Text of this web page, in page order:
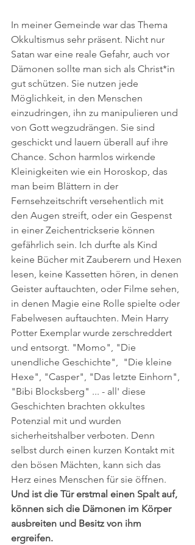
In meiner Gemeinde war das Thema
Okkultismus sehr präsent. Nicht nur
Satan war eine reale Gefahr, auch vor
Dämonen sollte man sich als Christ*in
gut schützen. Sie nutzen jede
Möglichkeit, in den Menschen
einzudringen, ihn zu manipulieren und
von Gott wegzudrängen. Sie sind
geschickt und lauern überall auf ihre
Chance. Schon harmlos wirkende
Kleinigkeiten wie ein Horoskop, das
man beim Blättern in der
Fernsehzeitschrift versehentlich mit
den Augen streift, oder ein Gespenst
in einer Zeichentrickserie können
gefährlich sein. Ich durfte als Kind
keine Bücher mit Zauberern und Hexen
lesen, keine Kassetten hören, in denen
Geister auftauchten, oder Filme sehen,
in denen Magie eine Rolle spielte oder
Fabelwesen auftauchten. Mein Harry
Potter Exemplar wurde zerschreddert
und entsorgt. "Momo", "Die
unendliche Geschichte",  "Die kleine
Hexe", "Casper", "Das letzte Einhorn",
"Bibi Blocksberg" ... - all' diese
Geschichten brachten okkultes
Potenzial mit und wurden
sicherheitshalber verboten. Denn
selbst durch einen kurzen Kontakt mit
den bösen Mächten, kann sich das
Herz eines Menschen für sie öffnen.
Und ist die Tür erstmal einen Spalt auf,
können sich die Dämonen im Körper
ausbreiten und Besitz von ihm
ergreifen.